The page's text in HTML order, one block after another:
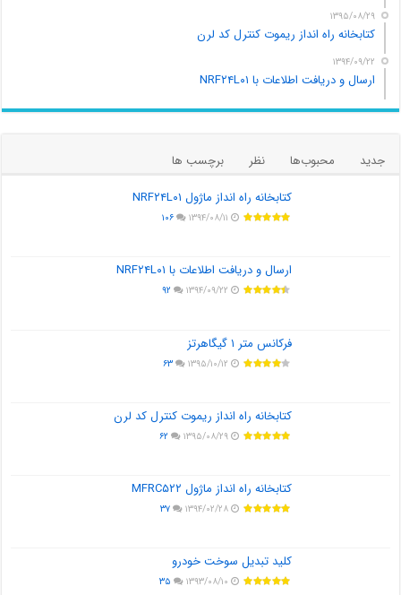
۱۳۹۵/۰۸/۲۹
کتابخانه راه انداز ریموت کنترل کد لرن
۱۳۹۴/۰۹/۲۲
ارسال و دریافت اطلاعات با NRF۲۴L۰۱
جدید محبوب‌ها نظر
برچسب ها
کتابخانه راه انداز ماژول NRF۲۴L۰۱
۱۳۹۴/۰۸/۱۱ ۱۰۶
ارسال و دریافت اطلاعات با NRF۲۴L۰۱
۱۳۹۴/۰۹/۲۲ ۹۲
فرکانس متر ۱ گیگاهرتز
۱۳۹۵/۱۰/۱۲ ۶۳
کتابخانه راه انداز ریموت کنترل کد لرن
۱۳۹۵/۰۸/۲۹ ۶۲
کتابخانه راه انداز ماژول MFRC۵۲۲
۱۳۹۴/۰۲/۲۸ ۳۷
کلید تبدیل سوخت خودرو
۱۳۹۳/۰۸/۱۰ ۳۵